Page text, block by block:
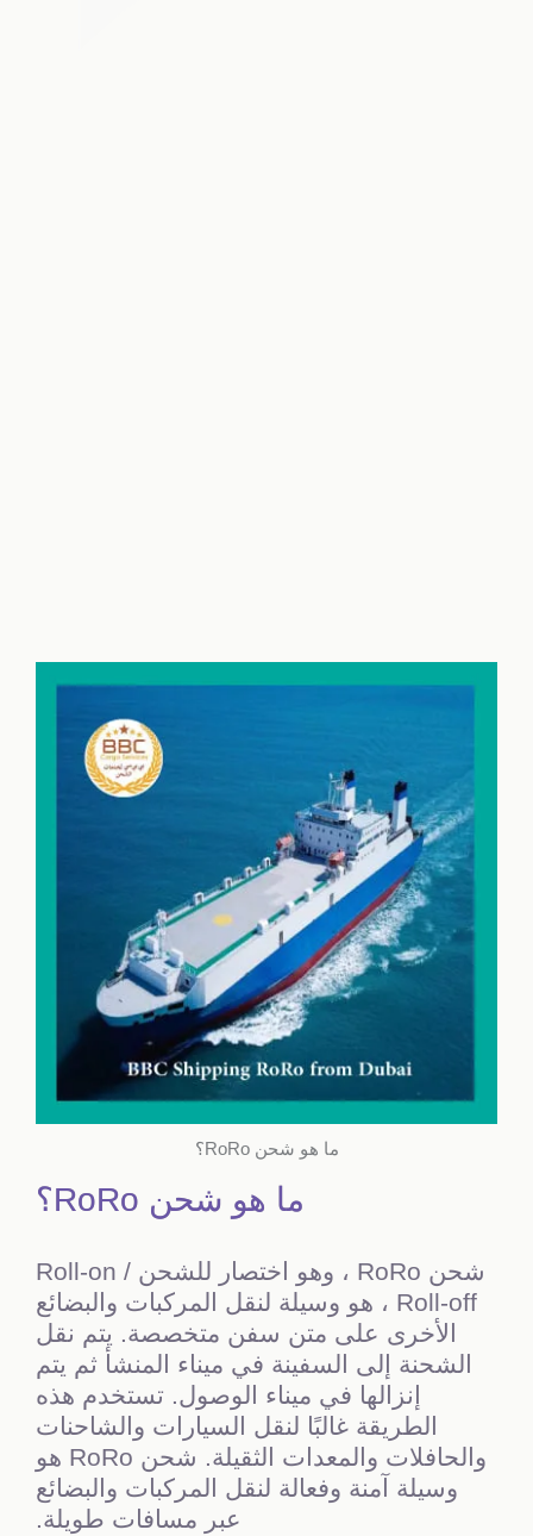
ما هو شحن RoRo؟
ما هو شحن RoRo؟
شحن ، وهو اختصار للشحن Roll-on /
Roll-off ، هو وسيلة لنقل المركبات والبضائع
الأخرى على متن سفن متخصصة. يتم نقل
الشحنة إلى السفينة في ميناء المنشأ ثم يتم
إنزالها في ميناء الوصول. تستخدم هذه
الطريقة غالبًا لنقل السيارات والشاحنات
والحافلات والمعدات الثقيلة. شحن
هو
وسيلة آمنة وفعالة لنقل المركبات والبضائع
عبر مسافات طويلة.